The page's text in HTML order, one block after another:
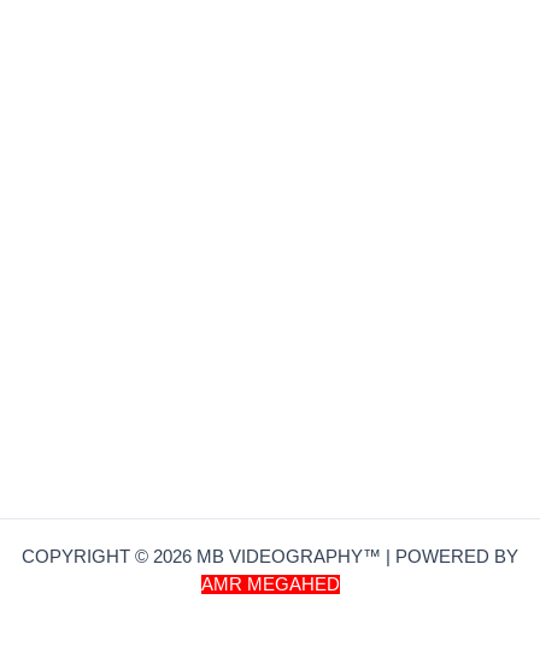
COPYRIGHT © 2026 MB VIDEOGRAPHY™ | POWERED BY
AMR MEGAHED